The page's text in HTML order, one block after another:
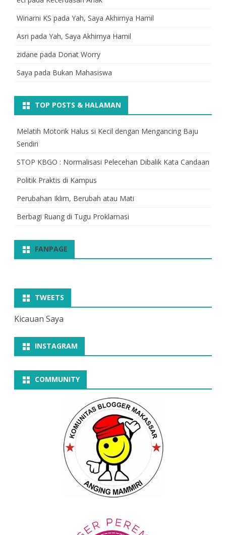
Winarni KS pada Yah, Saya Akhirnya Hamil
Asri pada Yah, Saya Akhirnya Hamil
zidane pada Donat Worry
Saya pada Bukan Mahasiswa
TOP POSTS & HALAMAN
Melatih Motorik Halus si Kecil dengan Mengancing Baju
Sendiri
STOP KBGO : Normalisasi Pelecehan Dibalik Kata Candaan
Politik Praktis di Kampus
Perubahan Iklim, Berubah atau Mati
Berbagi Ruang di Tugu Proklamasi
FANPAGE
TWEETS
Kicauan Saya
INSTAGRAM
COMMUNITY